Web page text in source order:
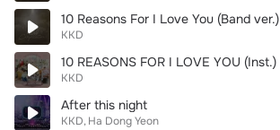
10 Reasons For I Love You (Band ver.)
KKD
10 REASONS FOR I LOVE YOU (Inst.)
KKD
After this night
KKD Ha Dong Yeon